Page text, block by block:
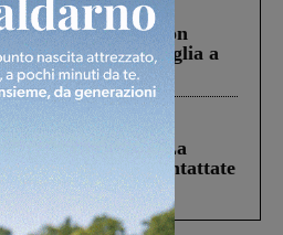
di Castiglion
aveva ucciso la figlia a
di Miah Billal. La
di avvistamento contattate